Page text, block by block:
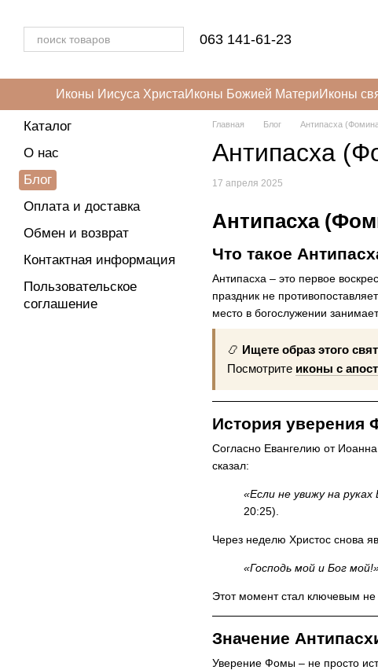
063 141-61-23
Иконы Иисуса ХристаИконы Божией МатериИконы
Главная Блог Антипасха
Антипасха
17 апреля 2025
Антипасха
Что такое
Антипасха – это первое
праздник не
место в богослужении
📿 Ищете образ этого
Посмотрите иконы с
История уверения
Согласно Евангелию от
сказал:
«Если не увижу на
20:25).
Через неделю Христос снова
«Господь мой и Бог
Этот момент стал ключевым не
Значение
Уверение Фомы – не просто
Каталог
О нас
Блог
Оплата и доставка
Обмен и возврат
Контактная информация
Пользовательское
соглашение